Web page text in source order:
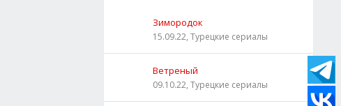
Зимородок
15.09.22, Турецкие сериалы
Ветреный
09.10.22, Турецкие сериалы